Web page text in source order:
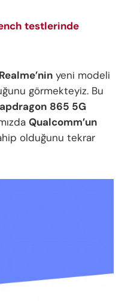
testlerinde
Realme’nin yeni modeli
görmekteyiz. Bu
865 5G
Qualcomm’un
olduğunu tekrar